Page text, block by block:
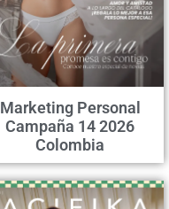
Marketing Personal
Campaña 14 2026
Colombia